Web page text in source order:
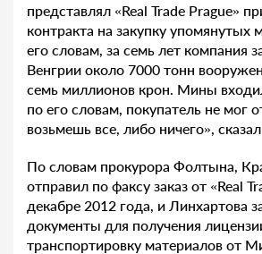
представлял «Real Trade Prague»
контракта на закупку упомянутых
его словам, за семь лет компания
Венгрии около 7000 тонн
семь миллионов крон. Мины
по его словам, покупатель не мог
возьмешь все, либо ничего»,
По словам прокурора Фолтына,
отправил по факсу заказ от «Real
декабре 2012 года, и Линхартова
документы для получения
транспортировку материалов от